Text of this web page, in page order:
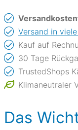
Versand in
Kauf auf
30 Tage
TrustedShops
Klimaneutraler
Das